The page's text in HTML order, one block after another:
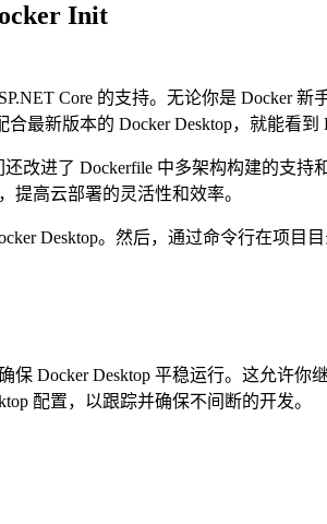
Init
Core 的支持。无论你是 Docker
最新版本的 Docker Desktop，就能看到
还改进了 Dockerfile 中多架构构建的支
提高云部署的灵活性和效率。
Desktop。然后，通过命令行在项
保 Docker Desktop 平稳运行。这允许
配置，以跟踪并确保不间断的开发。